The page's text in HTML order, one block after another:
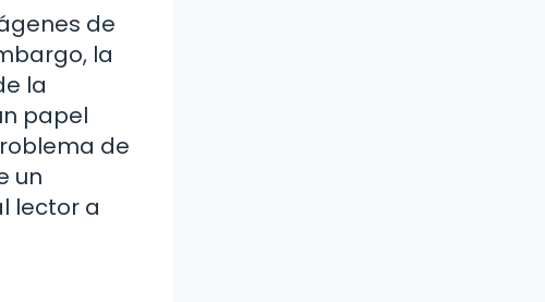
de
la
la
papel
de
un
lector a